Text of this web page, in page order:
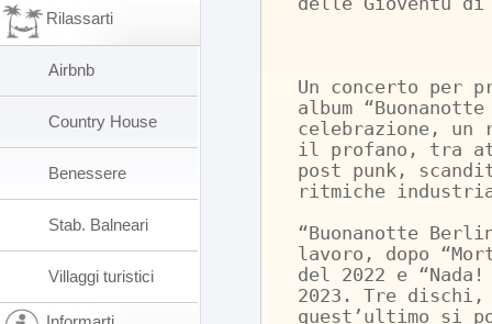
Un concerto per
album
celebrazione,
il profano, tra
post punk,
ritmiche
“Buonanotte
lavoro, dopo
del 2022 e
2023. Tre
quest’ultimo si
Rilassarti
Airbnb
Country House
Benessere
Stab. Balneari
Villaggi turistici